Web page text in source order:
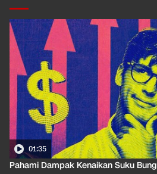
01:35
Pahami Dampak Kenaikan Suku